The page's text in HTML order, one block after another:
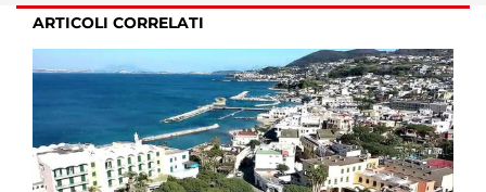
ARTICOLI CORRELATI